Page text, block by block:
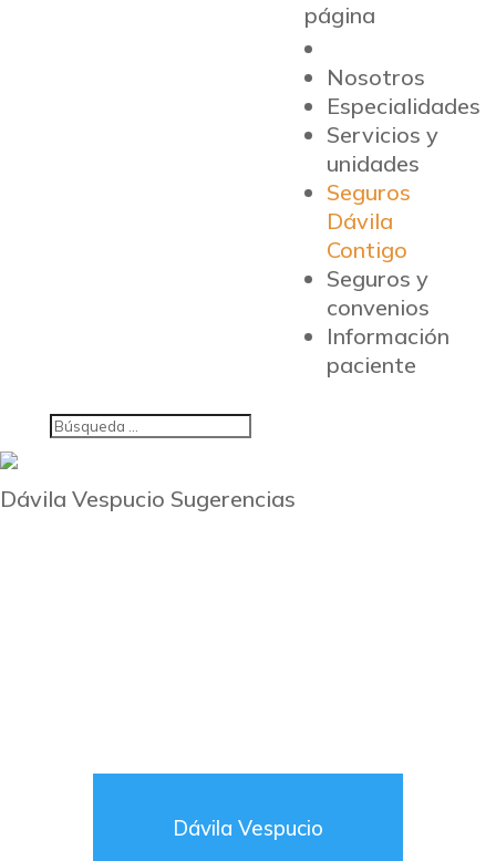
página
Nosotros
Especialidades
Servicios y
unidades
Seguros
Dávila
Contigo
Seguros y
convenios
Información
paciente
Dávila Vespucio Sugerencias
Dávila Vespucio